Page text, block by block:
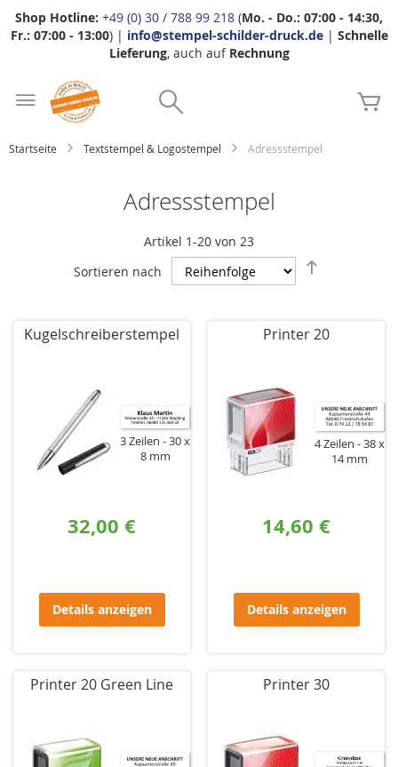
Shop Hotline: +49 (0) 30 / 788 99 218 (Mo. - Do.: 07:00 - 14:30,
Fr.: 07:00 - 13:00) | info@stempel-schilder-druck.de| Schnelle
Lieferung, auch auf Rechnung
Startseite Textstempel & Logostempel Adressstempel
Adressstempel
Artikel 1-20 von 23
Sortieren nach
Kugelschreiberstempel
3 Zeilen
30 x
8 mm
32,00 €
Details anzeigen
Printer 20
4 Zeilen
38 x
14 mm
14,60 €
Details anzeigen
Printer 20 Green Line Printer 30